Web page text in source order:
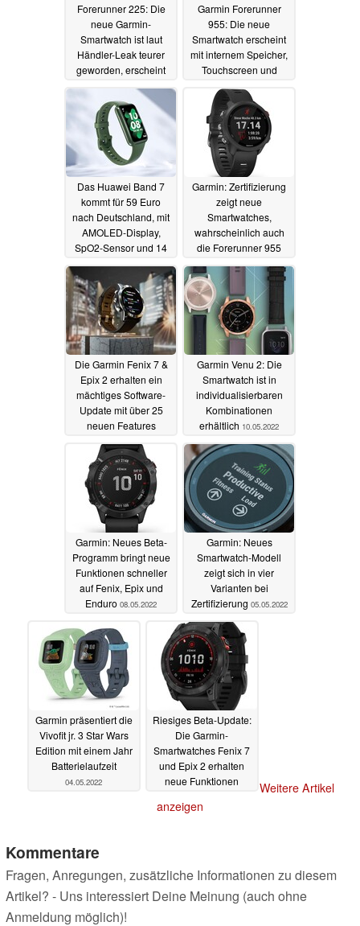
Forerunner 225: Die
neue Garmin-
Smartwatch ist laut
Händler-Leak teurer
geworden, erscheint
als Musik-Variante
24.05.2022
Garmin Forerunner
955: Die neue
Smartwatch erscheint
mit internem Speicher,
Touchscreen und
Solar-Option
Das Huawei Band 7
kommt für 59 Euro
nach Deutschland, mit
AMOLED-Display,
SpO2-Sensor und 14
Tagen Laufzeit
Garmin: Zertifizierung
zeigt neue
Smartwatches,
wahrscheinlich auch
die Forerunner 955
17.05.2022
Die Garmin Fenix 7 &
Epix 2 erhalten ein
mächtiges Software-
Update mit über 25
neuen Features
11.05.2022
Garmin Venu 2: Die
Smartwatch ist in
individualisierbaren
Kombinationen
erhältlich 10.05.2022
Garmin: Neues Beta-
Programm bringt neue
Funktionen schneller
auf Fenix, Epix und
Enduro 08.05.2022
Garmin: Neues
Smartwatch-Modell
zeigt sich in vier
Varianten bei
Zertifizierung 05.05.2022
Garmin präsentiert die
Vivofit jr. 3 Star Wars
Edition mit einem Jahr
Batterielaufzeit
04.05.2022
Riesiges Beta-Update:
Die Garmin-
Smartwatches Fenix 7
und Epix 2 erhalten
neue Funktionen
Weitere Artikel
anzeigen
Kommentare
Fragen, Anregungen, zusätzliche Informationen zu diesem
Artikel? - Uns interessiert Deine Meinung (auch ohne
Anmeldung möglich)!